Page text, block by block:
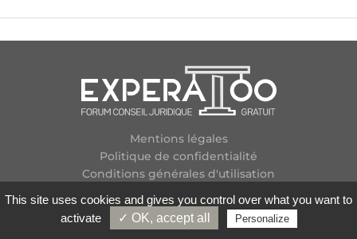
Mentions légales
Politique de confidentialité
Conditions générales d'utilisation
Contactez-nous
Flux RSS
This site uses cookies and gives you control over what you want to
activate
✓ OK, accept all Personalize